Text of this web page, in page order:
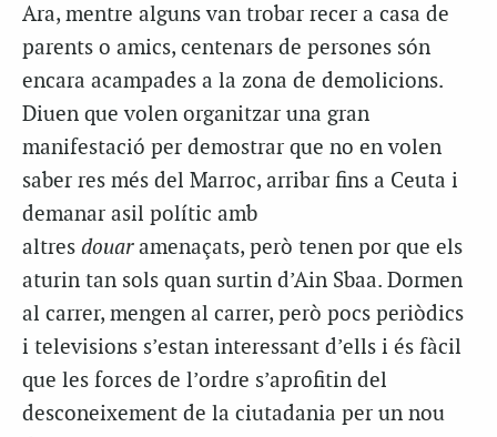
Ara, mentre alguns van trobar recer a casa de
parents o amics, centenars de persones són
encara acampades a la zona de demolicions.
Diuen que volen organitzar una gran
manifestació per demostrar que no en volen
saber res més del Marroc, arribar fins a Ceuta i
demanar asil polític amb
altres douaramenaçats, però tenen por que els
aturin tan sols quan surtin d’Ain Sbaa. Dormen
al carrer, mengen al carrer, però pocs periòdics
i televisions s’estan interessant d’ells i és fàcil
que les forces de l’ordre s’aprofitin del
desconeixement de la ciutadania per un nou